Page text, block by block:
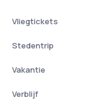
Vliegtickets
Stedentrip
Vakantie
Verblijf